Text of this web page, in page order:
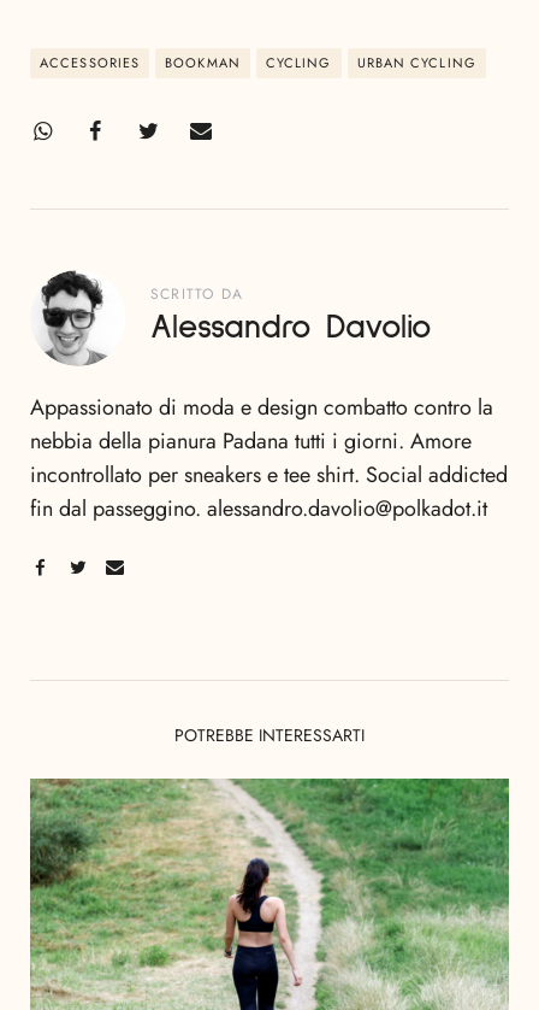
ACCESSORIES BOOKMAN CYCLING URBAN CYCLING
SCRITTO DA
Alessandro Davolio
Appassionato di moda e design combatto contro la
nebbia della pianura Padana tutti i giorni. Amore
incontrollato per sneakers e tee shirt. Social addicted
fin dal passeggino. alessandro.davolio@polkadot.it
POTREBBE INTERESSARTI